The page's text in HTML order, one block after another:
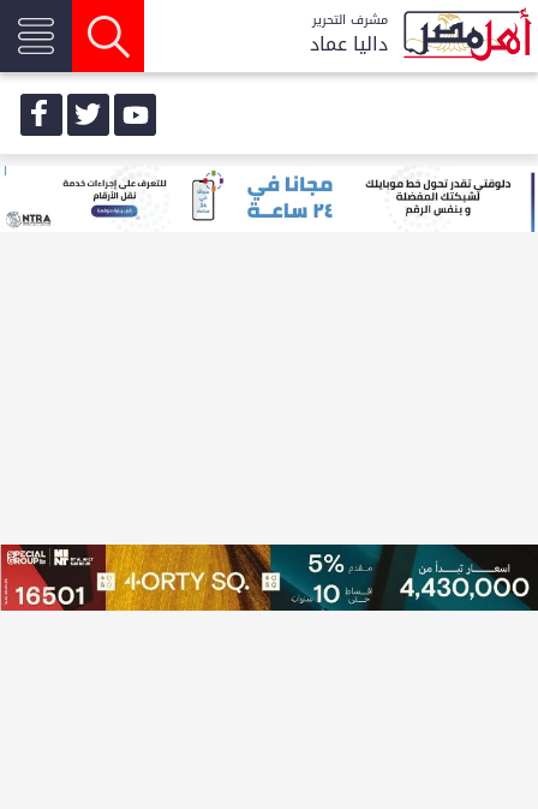
مشرف التحرير
داليا عماد